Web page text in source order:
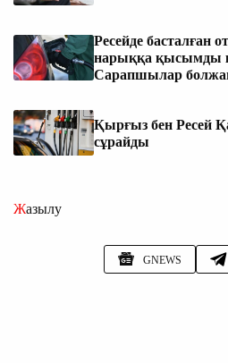
Ресейде басталған
нарыққа қысымды
Сарапшылар
Қырғыз бен Ресей
сұрайды
Жазылу
GNEWS